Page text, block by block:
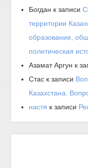
Богдан к записи
территории
образование,
политическая
Азамат Аргун к
Стас к записи
Казахстана.
настя к записи